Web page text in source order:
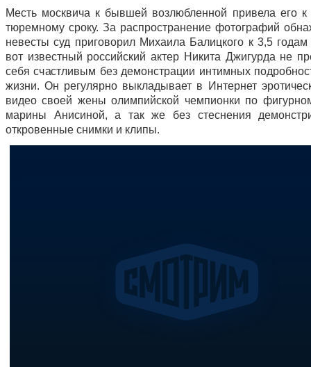
Месть москвича к бывшей возлюбленной привела его к
тюремному сроку. За распространение фотографий
невесты суд приговорил Михаила Балицкого к 3,5
вот известный российский актер Никита Джигурда не
себя счастливым без демонстрации интимных
жизни. Он регулярно выкладывает в Интернет
видео своей жены олимпийской чемпионки по
марины Анисиной, а так же без стеснения
откровенные снимки и клипы.